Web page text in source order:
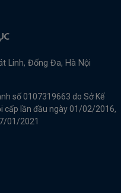
Linh, Đống Đa, Hà Nội
số 0107319663 do Sở Kế
cấp lần đầu ngày 01/02/2016,
01/2021